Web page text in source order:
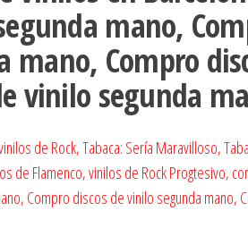
mano,
mano, Compro
vinilo segunda